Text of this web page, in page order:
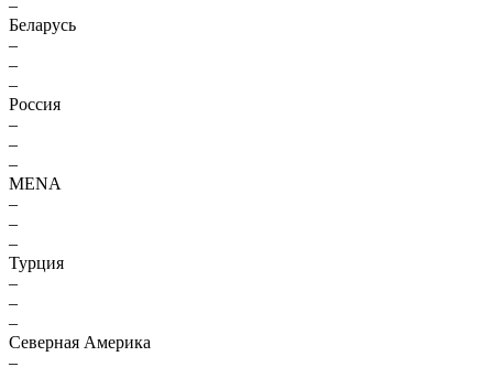
–
Беларусь
–
–
–
Россия
–
–
–
MENA
–
–
–
Турция
–
–
–
Северная Америка
–